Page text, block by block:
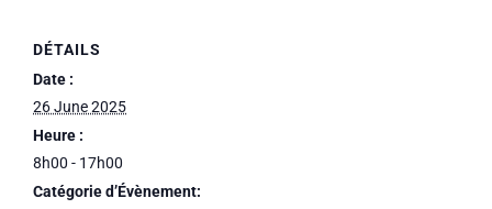
DÉTAILS
Date :
26 June 2025
Heure :
8h00 - 17h00
Catégorie d’Évènement: